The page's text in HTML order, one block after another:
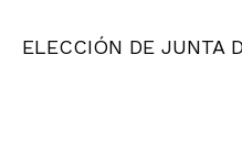
ELECCIÓN DE JUNTA